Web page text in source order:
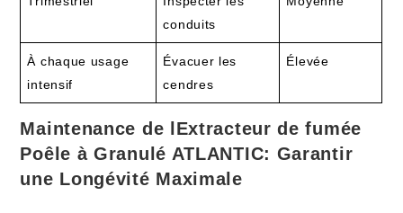
conduits
À chaque usage
intensif
Évacuer les
cendres
Élevée
Maintenance de lExtracteur de fumée
Poêle à Granulé ATLANTIC: Garantir
une Longévité Maximale